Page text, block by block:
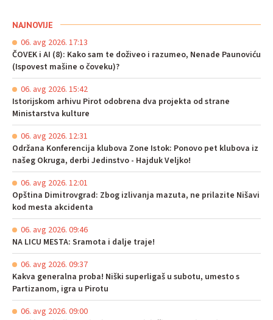
NAJNOVIJE
06. avg 2026. 17:13
ČOVEK i AI (8): Kako sam te doživeo i razumeo, Nenade Paunoviću
(Ispovest mašine o čoveku)?
06. avg 2026. 15:42
Istorijskom arhivu Pirot odobrena dva projekta od strane
Ministarstva kulture
06. avg 2026. 12:31
Održana Konferencija klubova Zone Istok: Ponovo pet klubova iz
našeg Okruga, derbi Jedinstvo - Hajduk Veljko!
06. avg 2026. 12:01
Opština Dimitrovgrad: Zbog izlivanja mazuta, ne prilazite Nišavi
kod mesta akcidenta
06. avg 2026. 09:46
NA LICU MESTA: Sramota i dalje traje!
06. avg 2026. 09:37
Kakva generalna proba! Niški superligaš u subotu, umesto s
Partizanom, igra u Pirotu
06. avg 2026. 09:00